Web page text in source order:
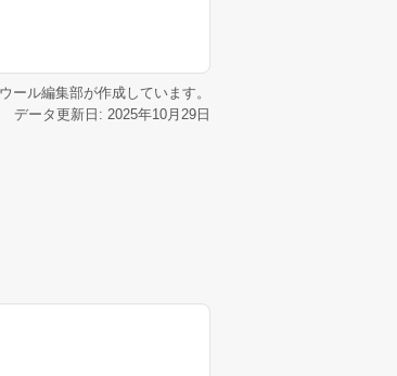
ール編集部が作成しています。
データ更新日: 2025年10月29日